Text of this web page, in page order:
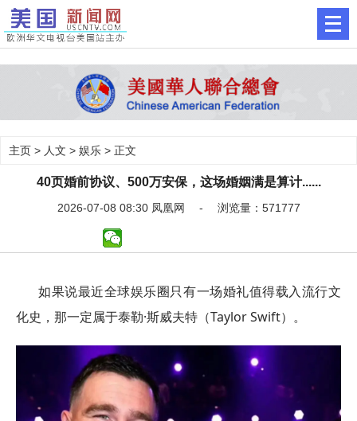
主页 > 人文 > 娱乐 > 正文
40页婚前协议、500万安保，这场婚姻满是算计......
2026-07-08 08:30 凤凰网 - 浏览量：571777
如果说最近全球娱乐圈只有一场婚礼值得载入流行文
化史，那一定属于泰勒·斯威夫特（Taylor Swift）。